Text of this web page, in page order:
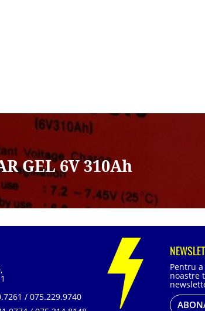
GEL 6V 310Ah
/ 075.229.9740
Pentru
noastre